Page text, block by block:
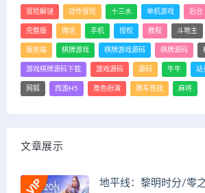
冒险解谜 动作冒险 十三水 单机游戏 后台
完整版 微信 手机 授权 教程 斗地主
服务端 棋牌游戏 棋牌游戏源码 棋牌源码
游戏棋牌源码下载 游戏源码 源码 牛牛 站
网狐 西游H5 角色扮演 赛车竞技 麻将
文章展示
地平线：黎明时分/零